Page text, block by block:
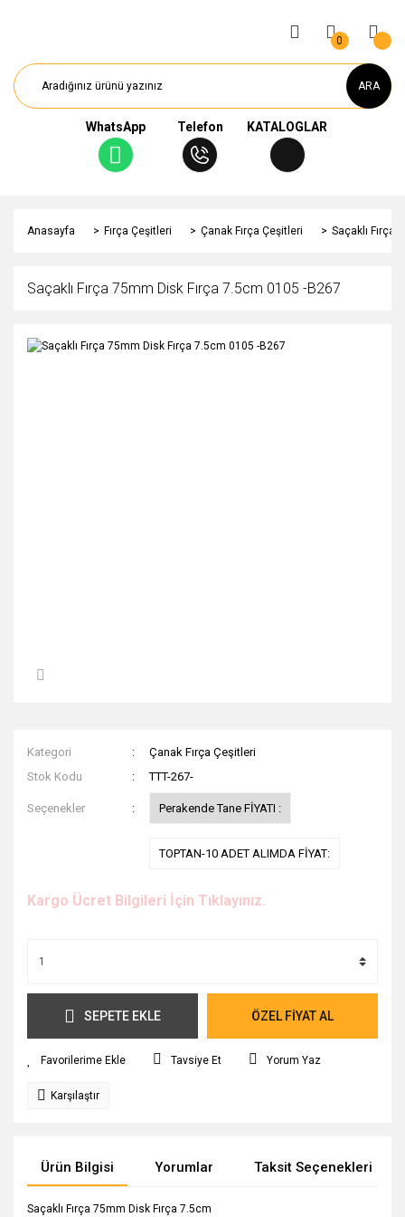
ARA
WhatsApp Telefon KATALOGLAR
0
Anasayfa Fırça Çeşitleri Çanak Fırça Çeşitleri Saçaklı Fırça
Saçaklı Fırça 75mm Disk Fırça 7.5cm 0105 -B267
Kategori
Çanak Fırça Çeşitleri
Stok Kodu
TTT-267-
Seçenekler Perakende Tane FİYATI :
TOPTAN-10 ADET ALIMDA FİYAT:
Kargo Ücret Bilgileri İçin Tıklayınız.
SEPETE EKLE ÖZEL FİYAT AL
Tavsiye Et Yorum Yaz
Karşılaştır
Ürün Bilgisi Yorumlar Taksit Seçenekleri
Saçaklı Fırça 75mm Disk Fırça 7.5cm